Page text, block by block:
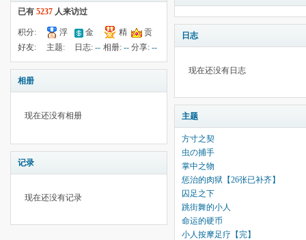
已有 5237 人来访过
积分:
-50
浮
云:
金
钱:622
精
华:--
贡
献:--
好友:
11
主题:
12
日志:-- 相册: -- 分享:--
相册
现在还没有相册
记录
现在还没有记录
日志
现在还没有日志
主题
方寸之契
虫の捕手
掌中之物
惩治的肉狱【26张已补齐】
囚足之下
跳街舞的小人
命运的硬币
小人按摩足疗【完】